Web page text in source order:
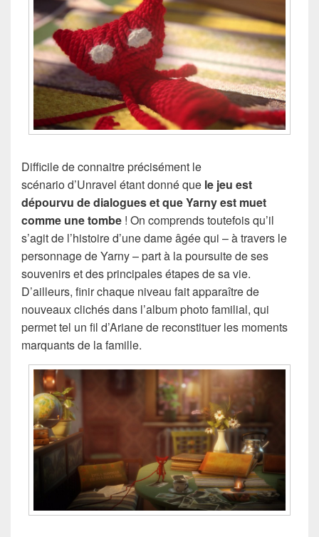
Difficile de connaitre précisément le
scénario d’Unravel étant donné que le jeu est
dépourvu de dialogues et que Yarny est muet
comme une tombe ! On comprends toutefois qu’il
s’agit de l’histoire d’une dame âgée qui – à travers le
personnage de Yarny – part à la poursuite de ses
souvenirs et des principales étapes de sa vie.
D’ailleurs, finir chaque niveau fait apparaître de
nouveaux clichés dans l’album photo familial, qui
permet tel un fil d’Ariane de reconstituer les moments
marquants de la famille.